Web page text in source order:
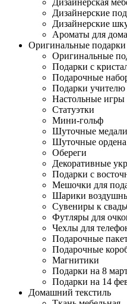
Дизайнерская
Дизайнерские
Дизайнерские
Ароматы для дома
Оригинальные подарки
Оригинальные
Подарки с
Подарочные
Подарки
Настольные игры
Статуэтки
Мини-гольф
Шуточные медали
Шуточные ордена
Обереги
Декоративные
Подарки с
Мешочки для
Шарики
Сувениры к
Футляры для
Чехлы для
Подарочные
Подарочные
Магнитики
Подарки на 8
Подарки на 14
Домашний текстиль